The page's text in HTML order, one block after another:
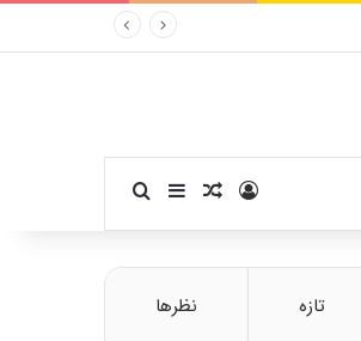
ورودنوشته تصادفی
سایدبارجستجو برای
تازه نظرها